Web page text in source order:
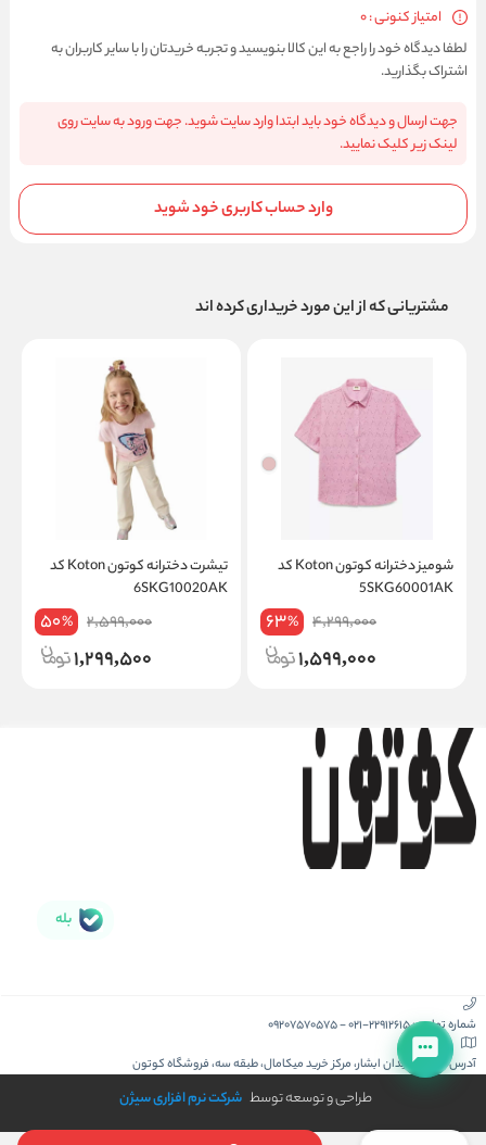
امتیاز کنونی : 0
لطفا دیدگاه خود را راجع به این کالا بنویسید و تجربه خریدتان را با سایر کاربران به
اشتراک بگذارید.
جهت ارسال و دیدگاه خود باید ابتدا وارد سایت شوید. جهت ورود به سایت روی
لینک زیر کلیک نمایید.
وارد حساب کاربری خود شوید
مشتریانی که از این مورد خریداری کرده اند
شومیز دخترانه کوتون Koton کد
5SKG60001AK
4,299,000
63%
1,599,000
تیشرت دخترانه کوتون Koton کد
6SKG10020AK
2,599,000
50%
1,299,500
بله
شماره تماس :021-22912615
-
09207570575
آدرس :کیش، میدان ابشار، مرکز خرید میکامال، طبقه سه، فروشگاه کوتون
طراحی و توسعه توسط شرکت نرم افزاری سیژن